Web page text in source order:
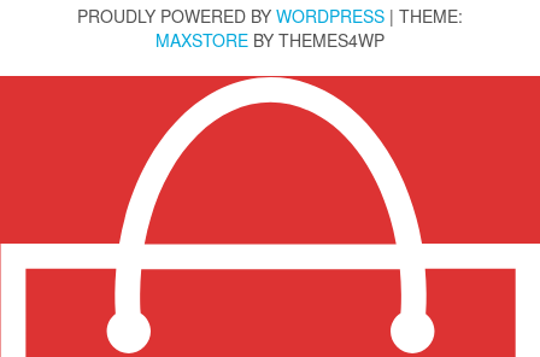
PROUDLY POWERED BY WORDPRESS | THEME:
MAXSTORE BY THEMES4WP